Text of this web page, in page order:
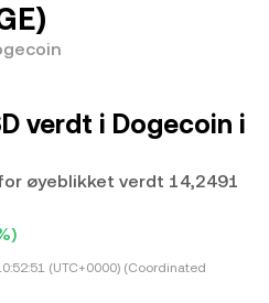
verdt i Dogecoin i
øyeblikket verdt 14,2491
(UTC+0000) (Coordinated